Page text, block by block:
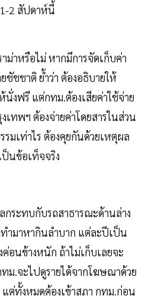
2 สัปดาห์นี้
ม่าหรือไม่ หากมีการจัดเก็บค่า
ชัชชาติ ย้ำว่า ต้องอธิบายให้
นั่งฟรี แต่กทม.ต้องเสียค่าใช้จ่าย
เทพฯ ต้องจ่ายค่าโดยสารในส่วน
มเท่าไร ต้องคุยกันด้วยเหตุผล
ป็นข้อเท็จจริง
กระทบกับรถสาธารณะด้านล่าง
ทำมาหากินลำบาก แต่ละปีเป็น
นข้างหนัก ถ้าไม่เก็บเลยจะ
ม.จะไปดูรายได้จากโฆษณาด้วย
แต่ทั้งหมดต้องเข้าสภา กทม.ก่อน